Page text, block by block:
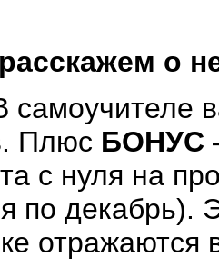
о
самоучителе
Плюс БОНУС
с нуля на
по декабрь).
отражаются